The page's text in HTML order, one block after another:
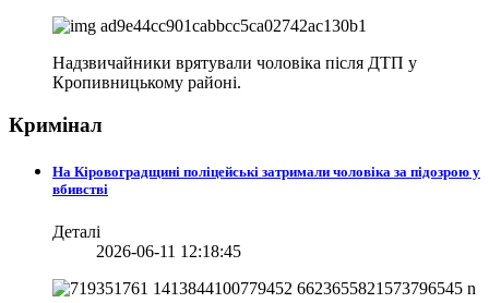
Надзвичайники врятували чоловіка після ДТП у
Кропивницькому районі.
Кримінал
На Кіровоградщині поліцейські затримали чоловіка за підозрою у
вбивстві
Деталі
2026-06-11 12:18:45